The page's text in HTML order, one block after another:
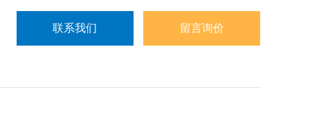
联系我们 留言询价